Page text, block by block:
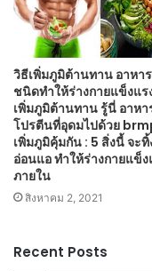
วิธีเพิ่มภูมิต้านทาน อาหา
ชนิดทำให้ร่างกายแข็งแร
เพิ่มภูมิต้านทาน รู้นี่ อาหา
โปรตีนที่อุดมไปด้วย
เพิ่มภูมิคุ้มกัน : 5 สิ่งนี้ จะ
อ่อนแอ ทำให้ร่างกายแข็ง
ภายใน
สิงหาคม 2, 2021
Recent Posts